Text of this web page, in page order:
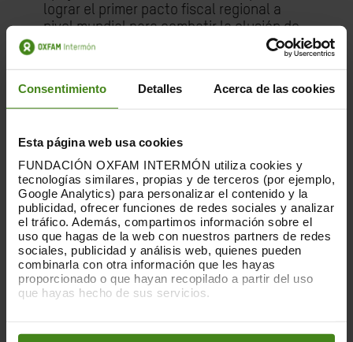
Consentimiento Detalles Acerca de las cookies
Esta página web usa cookies
FUNDACIÓN OXFAM INTERMÓN utiliza cookies y
tecnologías similares, propias y de terceros (por ejemplo,
Google Analytics) para personalizar el contenido y la
publicidad, ofrecer funciones de redes sociales y analizar
el tráfico. Además, compartimos información sobre el
uso que hagas de la web con nuestros partners de redes
sociales, publicidad y análisis web, quienes pueden
combinarla con otra información que les hayas
proporcionado o que hayan recopilado a partir del uso
que hayas hecho de sus servicios.
preferencias accediendo a nuestraPolítica de Cookieso
lograr el primer pacto fiscal regional a
nivel mundial para combatir la elusión de
impuestos y gravar la riqueza. Colombia,
regional que tendrá lugar la semana
próxima.
mecanismo democrático que posibilite
que organizaciones de la sociedad civil y
otros ámbitos den seguimiento a las
relaciones UE-CELAC.
promueva un pacto birregional para
promover sociedades del cuidado para
poner en valor el trabajo de cuidados y
fortalecer los derechos de las mujeres.
La comunicación conjunta de la Comisión